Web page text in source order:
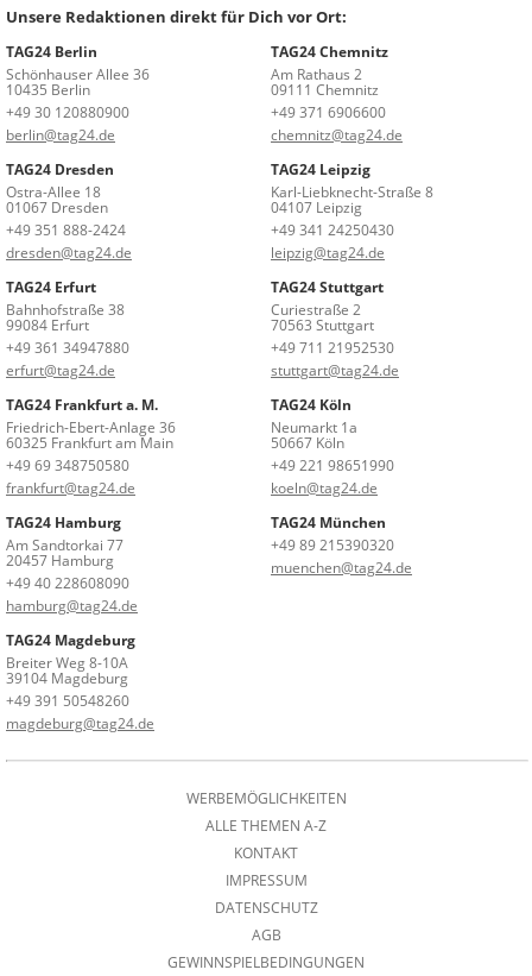
Unsere Redaktionen direkt für Dich vor Ort:
TAG24 Berlin
Schönhauser Allee 36
10435 Berlin
+49 30 120880900
berlin@tag24.de
TAG24 Chemnitz
Am Rathaus 2
09111 Chemnitz
+49 371 6906600
chemnitz@tag24.de
TAG24 Dresden
Ostra-Allee 18
01067 Dresden
+49 351 888-2424
dresden@tag24.de
TAG24 Leipzig
Karl-Liebknecht-Straße 8
04107 Leipzig
+49 341 24250430
leipzig@tag24.de
TAG24 Erfurt
Bahnhofstraße 38
99084 Erfurt
+49 361 34947880
erfurt@tag24.de
TAG24 Stuttgart
Curiestraße 2
70563 Stuttgart
+49 711 21952530
stuttgart@tag24.de
TAG24 Frankfurt a. M.
Friedrich-Ebert-Anlage 36
60325 Frankfurt am Main
+49 69 348750580
frankfurt@tag24.de
TAG24 Köln
Neumarkt 1a
50667 Köln
+49 221 98651990
koeln@tag24.de
TAG24 Hamburg
Am Sandtorkai 77
20457 Hamburg
+49 40 228608090
hamburg@tag24.de
TAG24 München
+49 89 215390320
muenchen@tag24.de
TAG24 Magdeburg
Breiter Weg 8-10A
39104 Magdeburg
+49 391 50548260
magdeburg@tag24.de
WERBEMÖGLICHKEITEN
ALLE THEMEN A-Z
KONTAKT
IMPRESSUM
DATENSCHUTZ
AGB
GEWINNSPIELBEDINGUNGEN